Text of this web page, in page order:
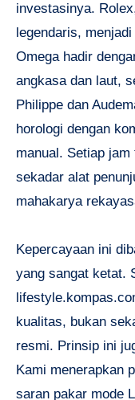
investasinya.
legendaris,
Omega hadir
angkasa dan laut,
Philippe dan
horologi dengan
manual. Setiap
sekadar alat
mahakarya
Kepercayaan ini
yang sangat ketat.
kualitas, bukan
resmi. Prinsip ini
Kami menerapkan
saran pakar mode